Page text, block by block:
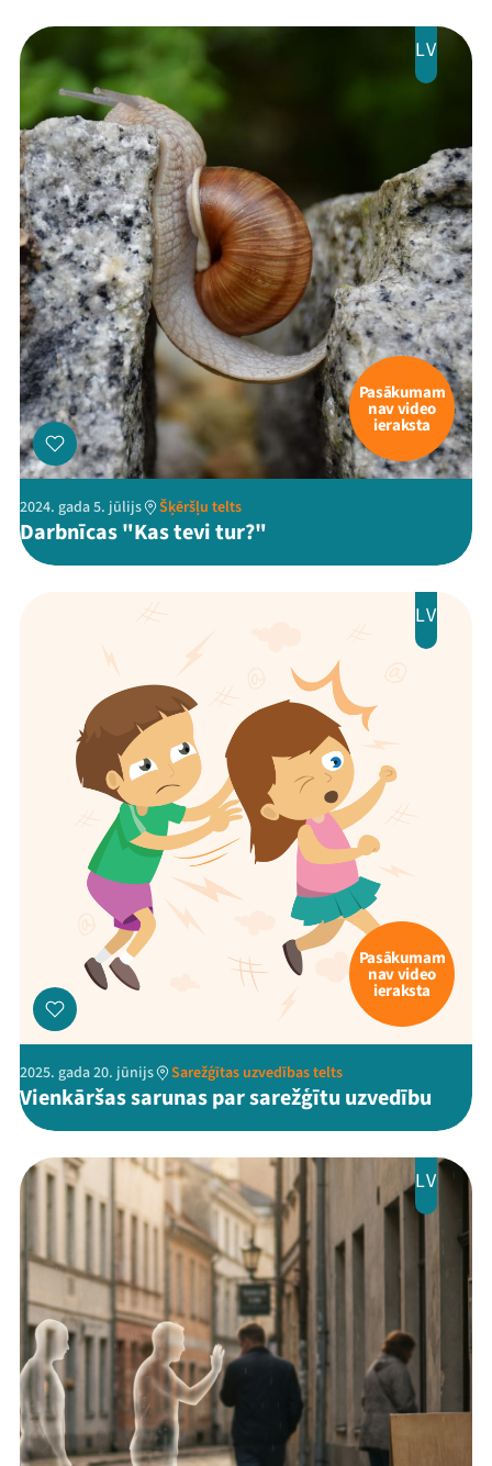
LV
Pasākumam
nav video
ieraksta
2024. gada 5. jūlijs Šķēršļu telts
Darbnīcas "Kas tevi tur?"
LV
Pasākumam
nav video
ieraksta
2025. gada 20. jūnijs Sarežģītas uzvedības telts
Vienkāršas sarunas par sarežģītu uzvedību
LV